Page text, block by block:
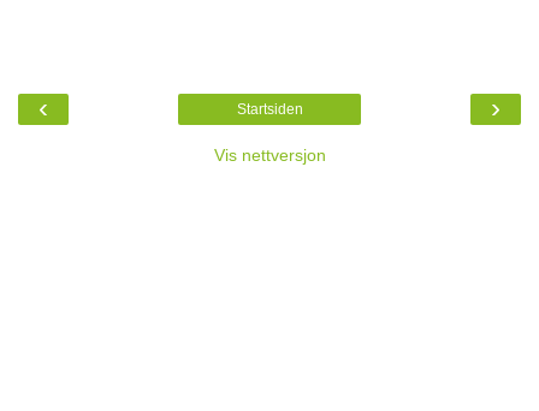
‹ ›
Startsiden
Vis nettversjon